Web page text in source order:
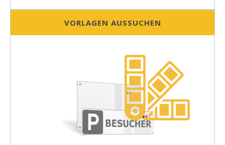
VORLAGEN AUSSUCHEN